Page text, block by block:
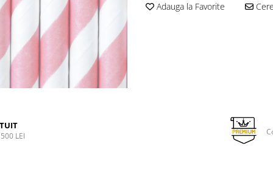
Adauga la Favorite
LEI